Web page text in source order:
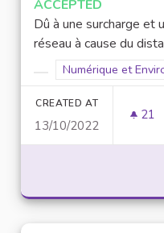
ACCEPTED
Dû à une surcharge et
réseau à cause du
Filter results for
Filter results for
Numérique et
CREATED AT
13/10/2022
21